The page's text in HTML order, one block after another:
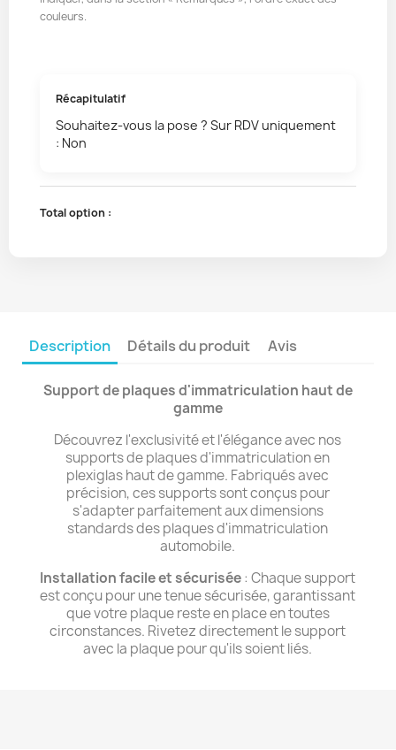
couleurs.
Récapitulatif
Souhaitez-vous la pose ? Sur RDV uniquement
: Non
Total option :
Description Détails du produit Avis
Support de plaques d'immatriculation haut de
gamme
Découvrez l'exclusivité et l'élégance avec nos
supports de plaques d'immatriculation en
plexiglas haut de gamme. Fabriqués avec
précision, ces supports sont conçus pour
s'adapter parfaitement aux dimensions
standards des plaques d'immatriculation
automobile.
Installation facile et sécurisée: Chaque support
est conçu pour une tenue sécurisée, garantissant
que votre plaque reste en place en toutes
circonstances. Rivetez directement le support
avec la plaque pour qu'ils soient liés.